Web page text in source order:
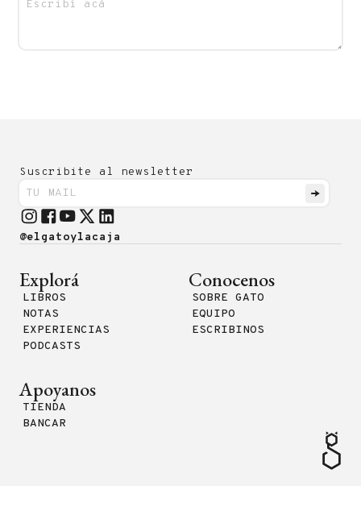
Suscribite al newsletter
@elgatoylacaja
Explorá
LIBROS
NOTAS
EXPERIENCIAS
PODCASTS
Conocenos
SOBRE GATO
EQUIPO
ESCRIBINOS
Apoyanos
TIENDA
BANCAR